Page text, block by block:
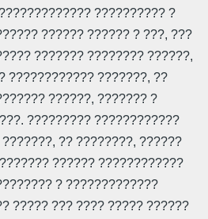
?????????? ?
?????? ?????? ? ???, ???
??????? ???????? ??????,
???????????? ???????, ??
??????, ??????? ?
????????? ????????????
?? ????????, ??????
?????? ????????????
? ?????????????
????? ??? ???? ????? ??????